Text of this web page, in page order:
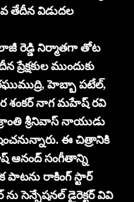
తేదీన విడుదల
రెడ్డి నిర్మాతగా తోట
ప్రేక్షకుల ముందుకు
హెబ్బా పటేల్,
శంకర్ నాగ మహేష్ రవి
శ్రీనివాస్ నాయుడు
ఈ చిత్రానికి
ఆనంద్ సంగీతాన్ని
పాటను రాకింగ్ స్టార్
సెన్సేషనల్ డైరెక్టర్ వివి